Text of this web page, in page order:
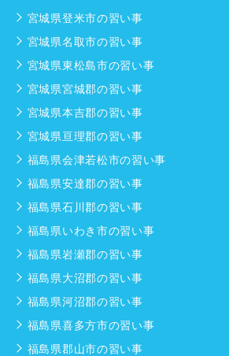
宮城県登米市の習い事
宮城県名取市の習い事
宮城県東松島市の習い事
宮城県宮城郡の習い事
宮城県本吉郡の習い事
宮城県亘理郡の習い事
福島県会津若松市の習い事
福島県安達郡の習い事
福島県石川郡の習い事
福島県いわき市の習い事
福島県岩瀬郡の習い事
福島県大沼郡の習い事
福島県河沼郡の習い事
福島県喜多方市の習い事
福島県郡山市の習い事